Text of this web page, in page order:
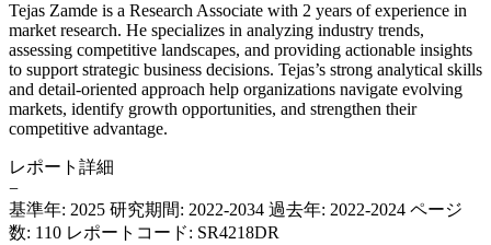
Tejas Zamde is a Research Associate with 2 years of experience in
market research. He specializes in analyzing industry trends,
assessing competitive landscapes, and providing actionable insights
to support strategic business decisions. Tejas’s strong analytical skills
and detail-oriented approach help organizations navigate evolving
markets, identify growth opportunities, and strengthen their
competitive advantage.
レポート詳細
−
基準年: 2025 研究期間: 2022-2034 過去年: 2022-2024 ページ
数: 110 レポートコード: SR4218DR